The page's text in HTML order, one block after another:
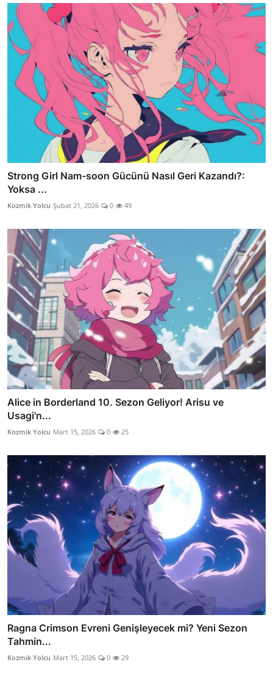
Strong Girl Nam-soon Gücünü Nasıl Geri Kazandı?:
Yoksa ...
Kozmik Yolcu Şubat 21, 2026 0 49
Alice in Borderland 10. Sezon Geliyor! Arisu ve
Usagi'n...
Kozmik Yolcu Mart 15, 2026 0 25
Ragna Crimson Evreni Genişleyecek mi? Yeni Sezon
Tahmin...
Kozmik Yolcu Mart 15, 2026 0 29